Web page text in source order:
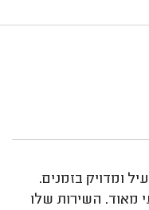
ומדויק בזמנים.
מאוד. השירות שלו